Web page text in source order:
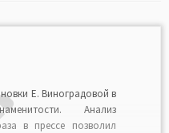
Е. Виноградовой в
Анализ
в прессе позволил